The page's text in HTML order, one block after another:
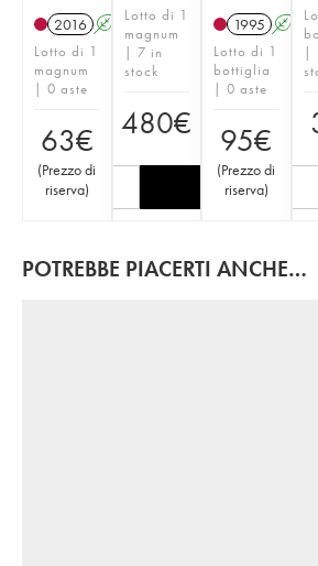
2016 A
Lotto di 1
magnum
| 0 aste
63€
(Prezzo di
riserva)
Lotto di 1
magnum
| 7 in
stock
480€
1995 A
Lotto di 1
bottiglia
| 0 aste
95€
(Prezzo di
riserva)
|
POTREBBE PIACERTI ANCHE…